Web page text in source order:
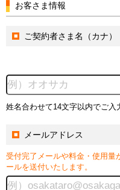
お客さま情報
ご契約者さま名（カナ）
姓名合わせて14文字以内でご入
メールアドレス
受付完了メールや料金・使用量
ールを送付いたします。